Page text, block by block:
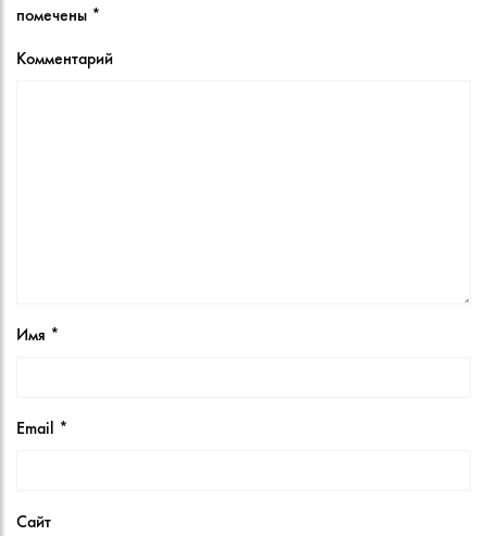
помечены *
Комментарий
Имя *
Email *
Сайт